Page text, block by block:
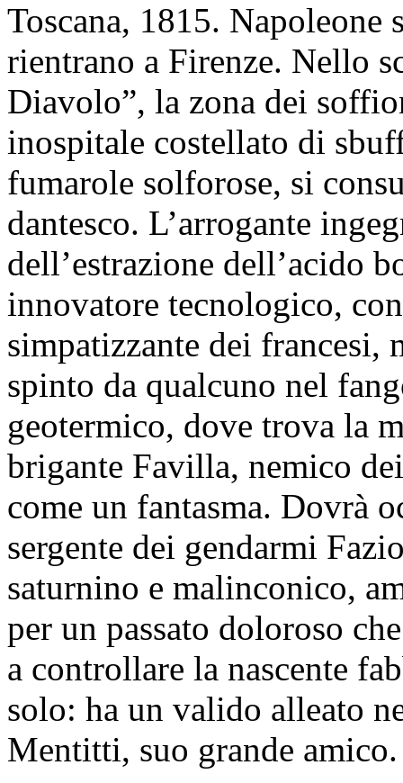
Toscana, 1815. Napoleone
rientrano a Firenze. Nello
Diavolo”, la zona dei
inospitale costellato di
fumarole solforose, si
dantesco. L’arrogante
dell’estrazione dell’acido
innovatore tecnologico,
simpatizzante dei francesi,
spinto da qualcuno nel
geotermico, dove trova la
brigante Favilla, nemico
come un fantasma. Dovrà
sergente dei gendarmi
saturnino e malinconico,
per un passato doloroso
a controllare la nascente
solo: ha un valido alleato
Mentitti, suo grande amico.